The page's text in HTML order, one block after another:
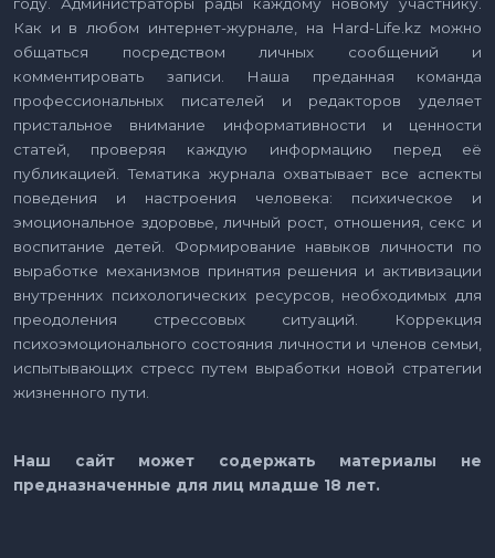
году. Администраторы рады каждому новому участнику.
Как и в любом интернет-журнале, на Hard-Life.kz можно
общаться посредством личных сообщений и
комментировать записи. Наша преданная команда
профессиональных писателей и редакторов уделяет
пристальное внимание информативности и ценности
статей, проверяя каждую информацию перед её
публикацией. Тематика журнала охватывает все аспекты
поведения и настроения человека: психическое и
эмоциональное здоровье, личный рост, отношения, секс и
воспитание детей. Формирование навыков личности по
выработке механизмов принятия решения и активизации
внутренних психологических ресурсов, необходимых для
преодоления стрессовых ситуаций. Коррекция
психоэмоционального состояния личности и членов семьи,
испытывающих стресс путем выработки новой стратегии
жизненного пути.
Наш сайт может содержать материалы не
предназначенные для лиц младше 18 лет.